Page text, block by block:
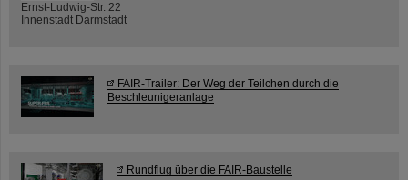
Ernst-Ludwig-Str. 22
Innenstadt Darmstadt
FAIR-Trailer: Der Weg der Teilchen durch die
Beschleunigeranlage
Rundflug über die FAIR-Baustelle